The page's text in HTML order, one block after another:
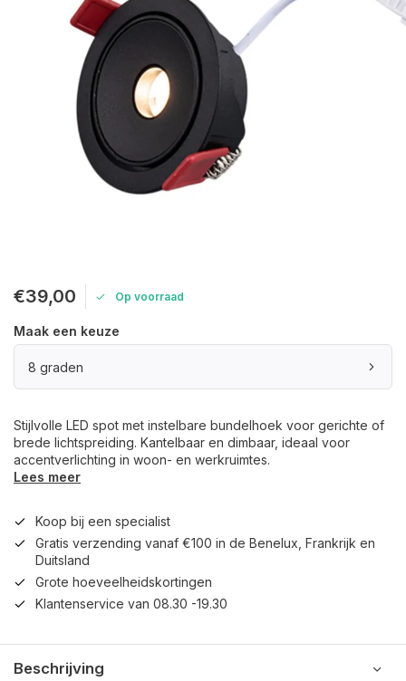
€39,00 Op voorraad
Maak een keuze
8 graden
Stijlvolle LED spot met instelbare bundelhoek voor gerichte of
brede lichtspreiding. Kantelbaar en dimbaar, ideaal voor
accentverlichting in woon- en werkruimtes.
Lees meer
Koop bij een specialist
Gratis verzending vanaf €100 in de Benelux, Frankrijk en
Duitsland
Grote hoeveelheidskortingen
Klantenservice van 08.30 -19.30
Beschrijving